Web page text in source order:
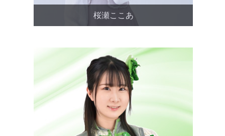
桜瀬ここあ